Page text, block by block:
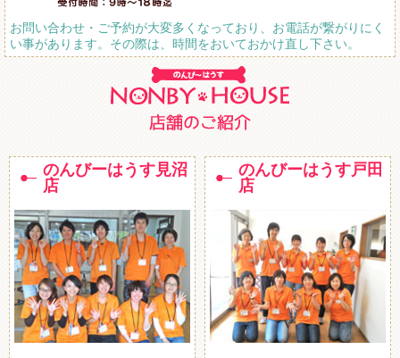
お問い合わせ・ご予約が大変多くなっており、お電話が繋がりにく
い事があります。その際は、時間をおいておかけ直し下さい。
のんびーはうす見沼
店
のんびーはうす戸田
店